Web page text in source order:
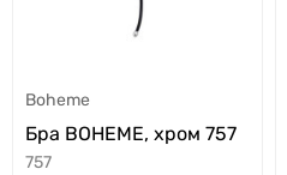
Boheme
Бра BOHEME, хром 757
757